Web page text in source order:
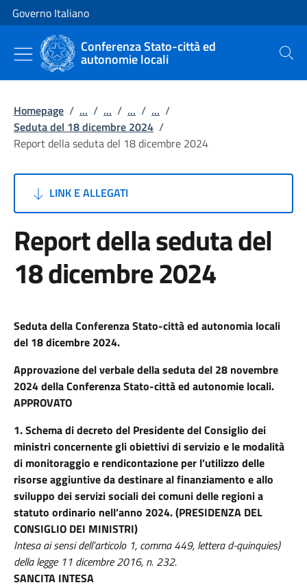
Vai al contenuto
Vai alla navigazione del sito
Governo Italiano
Conferenza Stato-città ed
autonomie locali Cerca
Homepage / ... / ... / ... / ... /
Seduta del 18 dicembre 2024 /
Report della seduta del 18 dicembre 2024
LINK E ALLEGATI
Report della seduta del
18 dicembre 2024
Seduta dellaConferenza Stato-città ed autonomia locali
del 18 dicembre 2024.
Approvazione del verbale della seduta del 28 novembre
2024 della Conferenza Stato-città ed autonomie locali.
APPROVATO
1.Schema di decreto del Presidente del Consiglio dei
ministri concernente gli obiettivi di servizio e le modalità
di monitoraggio e rendicontazione per l’utilizzo delle
risorse aggiuntive da destinare al finanziamento e allo
sviluppo dei servizi sociali dei comuni delle regioni a
statuto ordinario nell’anno 2024. (PRESIDENZA DEL
CONSIGLIO DEI MINISTRI)
Intesa ai sensi dell’articolo 1, comma 449, lettera d-quinquies)
della legge 11 dicembre 2016, n. 232.
SANCITA INTESA